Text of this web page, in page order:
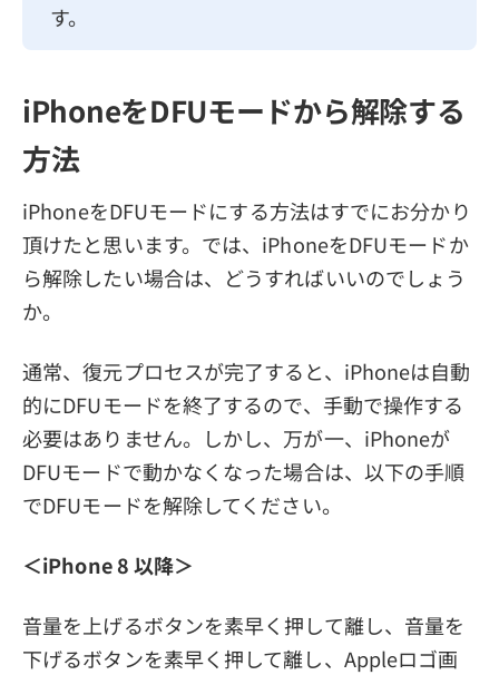
す。
iPhoneをDFUモードから解除する
方法
iPhoneをDFUモードにする方法はすでにお分かり
頂けたと思います。では、iPhoneをDFUモードか
ら解除したい場合は、どうすればいいのでしょう
か。
通常、復元プロセスが完了すると、iPhoneは自動
的にDFUモードを終了するので、手動で操作する
必要はありません。しかし、万が一、iPhoneが
DFUモードで動かなくなった場合は、以下の手順
でDFUモードを解除してください。
＜iPhone 8 以降＞
音量を上げるボタンを素早く押して離し、音量を
下げるボタンを素早く押して離し、Appleロゴ画